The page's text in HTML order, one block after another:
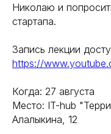
Николаю и
стартапа.
Запись лекции
https://
Когда: 27 августа
Место: IT-hub
Алалыкина, 12